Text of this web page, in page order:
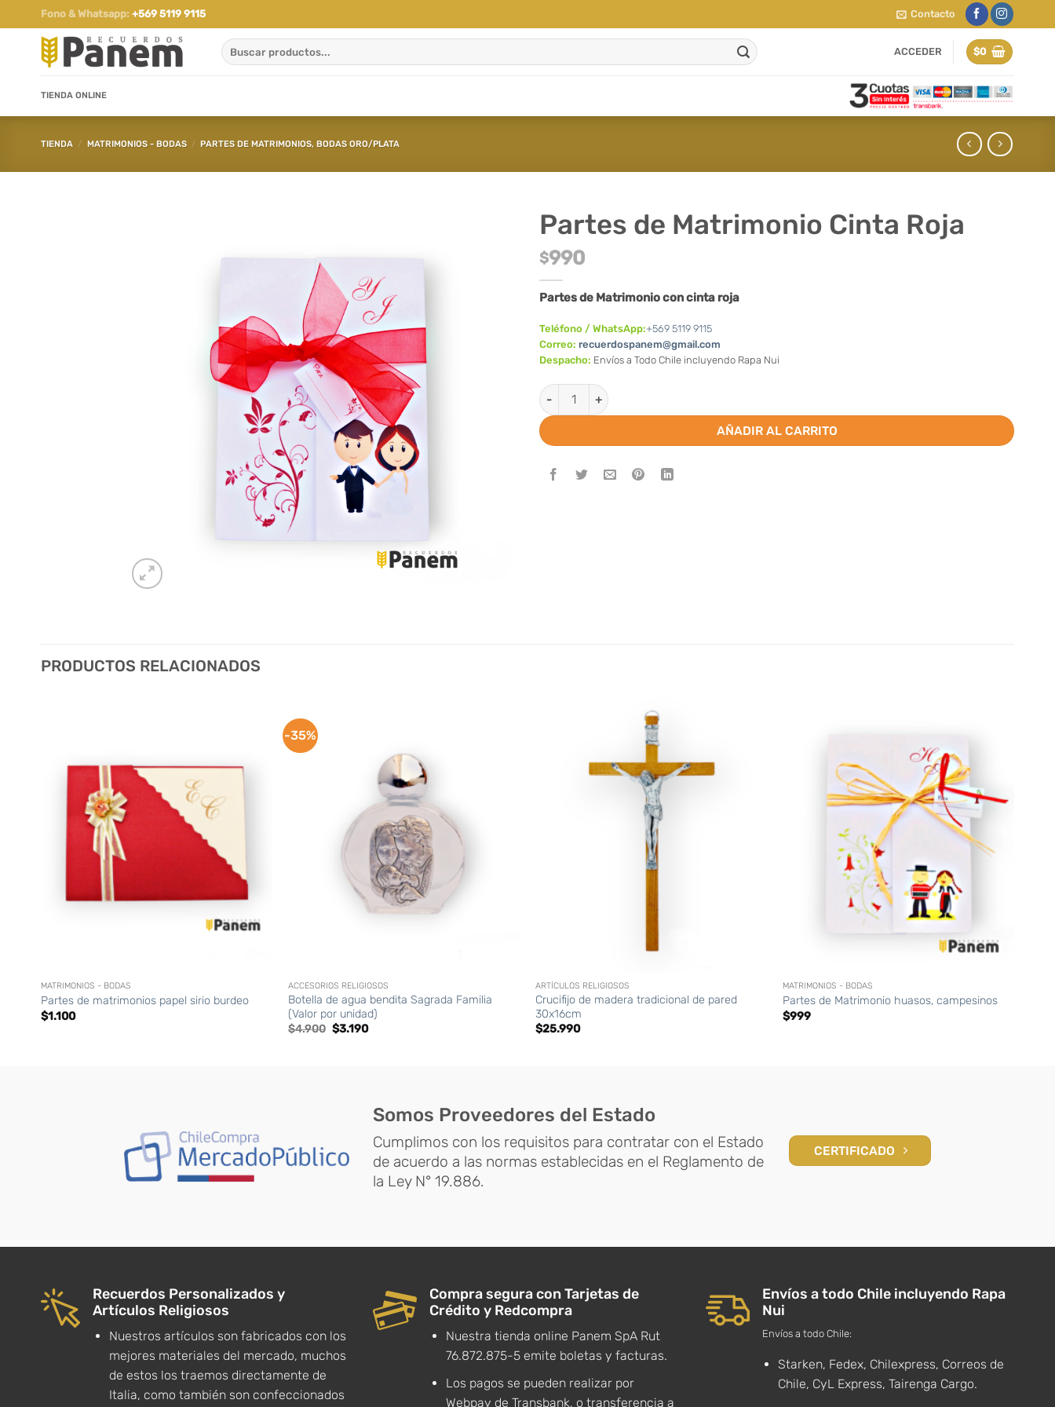
al
contenido
Fono & Whatsapp: +569 5119 9115 Contacto
Buscar
por:
ACCEDER $0
TIENDA ONLINE
TIENDA / MATRIMONIOS - BODAS / PARTES DE MATRIMONIOS, BODAS ORO/PLATA
Partes de Matrimonio Cinta Roja
$990
Partes de Matrimonio con cinta roja
Teléfono / WhatsApp:+569 5119 9115
Correo: recuerdospanem@gmail.com
Despacho: Envíos a Todo Chile incluyendo Rapa Nui
Partes de Matrimonio Cinta Roja cantidad
AÑADIR AL CARRITO
PRODUCTOS RELACIONADOS
MATRIMONIOS - BODAS
Partes de matrimonios papel sirio burdeo
$1.100
-35%
ACCESORIOS RELIGIOSOS
Botella de agua bendita Sagrada Familia
(Valor por unidad)
$4.900 El
$3.190El
ARTÍCULOS RELIGIOSOS
Crucifijo de madera tradicional de pared
30x16cm
$25.990
MATRIMONIOS - BODAS
Partes de Matrimonio huasos, campesinos
$999
Somos Proveedores del Estado
Cumplimos con los requisitos para contratar con el Estado
de acuerdo a las normas establecidas en el Reglamento de
la Ley N° 19.886.
CERTIFICADO
Recuerdos Personalizados y
Artículos Religiosos
Nuestros artículos son fabricados con los
mejores materiales del mercado, muchos
de estos los traemos directamente de
Italia, como también son confeccionados
Compra segura con Tarjetas de
Crédito y Redcompra
Nuestra tienda online Panem SpA Rut
76.872.875-5 emite boletas y facturas.
Los pagos se pueden realizar por
Webpay de Transbank, o transferencia a
Envíos a todo Chile incluyendo Rapa
Nui
Envíos a todo Chile:
Starken, Fedex, Chilexpress, Correos de
Chile, CyL Express, Tairenga Cargo.